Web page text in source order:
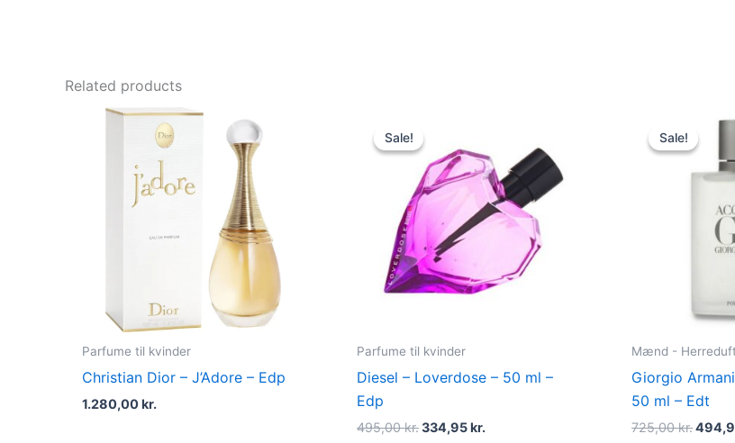
Related products
Parfume til kvinder
Christian Dior – J’Adore – Edp
1.280,00kr.
Sale!
Sale!
Parfume til kvinder
Diesel – Loverdose – 50 ml –
Edp
495,00kr.
was:
495,00 kr..
334,95kr.
334,95 kr..
Sale!
Sale!
Mænd -
Giorgio
50 ml – Edt
725,00kr.
was: